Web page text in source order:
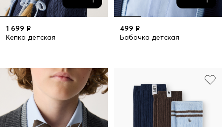
1 699 ₽
Кепка детская
499 ₽
Бабочка детская